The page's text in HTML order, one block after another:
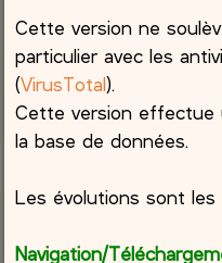
Cette version ne
particulier avec les
(VirusTotal).
Cette version effectue
la base de données.
Les évolutions sont les
Navigation/